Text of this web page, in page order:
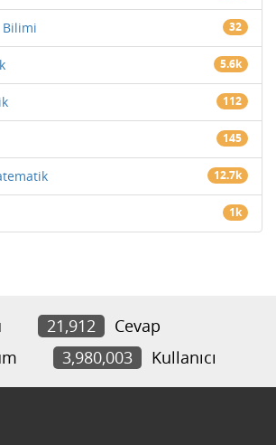
Bilimi 32
5.6k
112
145
12.7k
1k
21,912
Cevap
3,980,003 Kullanıcı